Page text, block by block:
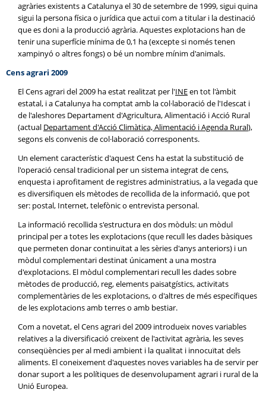
agràries existents a Catalunya el 30 de setembre de 1999, sigui quina
sigui la persona física o jurídica que actuï com a titular i la destinació
que es doni a la producció agrària. Aquestes explotacions han de
tenir una superfície mínima de 0,1 ha (excepte si només tenen
xampinyó o altres fongs) o bé un nombre mínim d'animals.
Cens agrari 2009
El Cens agrari del 2009 ha estat realitzat per l'INEen tot l'àmbit
estatal, i a Catalunya ha comptat amb la col·laboració de l'Idescat i
de l'aleshores Departament d'Agricultura, Alimentació i Acció Rural
(actual Departament d'Acció Climàtica, Alimentació i Agenda Rural),
segons els convenis de col·laboració corresponents.
Un element característic d'aquest Cens ha estat la substitució de
l'operació censal tradicional per un sistema integrat de cens,
enquesta i aprofitament de registres administratius, a la vegada que
es diversifiquen els mètodes de recollida de la informació, que pot
ser: postal, Internet, telefònic o entrevista personal.
La informació recollida s'estructura en dos mòduls: un mòdul
principal per a totes les explotacions (que recull les dades bàsiques
que permeten donar continuïtat a les sèries d'anys anteriors) i un
mòdul complementari destinat únicament a una mostra
d'explotacions. El mòdul complementari recull les dades sobre
mètodes de producció, reg, elements paisatgístics, activitats
complementàries de les explotacions, o d'altres de més específiques
de les explotacions amb terres o amb bestiar.
Com a novetat, el Cens agrari del 2009 introdueix noves variables
relatives a la diversificació creixent de l'activitat agrària, les seves
conseqüències per al medi ambient i la qualitat i innocuïtat dels
aliments. El coneixement d'aquestes noves variables ha de servir per
donar suport a les polítiques de desenvolupament agrari i rural de la
Unió Europea.